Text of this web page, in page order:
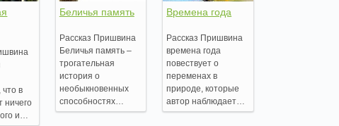
что в
ничего
и…
Беличья память
Рассказ Пришвина
Беличья память –
трогательная
история о
необыкновенных
способностях…
Времена года
Рассказ Пришвина
времена года
повествует о
переменах в
природе, которые
автор наблюдает…